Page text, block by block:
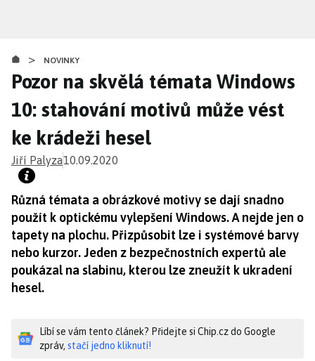
obsahu
> NOVINKY
Pozor na skvělá témata Windows
10: stahování motivů může vést
ke krádeži hesel
Jiří Palyza10.09.2020
Různá témata a obrázkové motivy se dají snadno
použít k optickému vylepšení Windows. A nejde jen o
tapety na plochu. Přizpůsobit lze i systémové barvy
nebo kurzor. Jeden z bezpečnostních expertů ale
poukázal na slabinu, kterou lze zneužít k ukradení
hesel.
Líbí se vám tento článek? Přidejte si Chip.cz do Google
zpráv, stačí jedno kliknutí!